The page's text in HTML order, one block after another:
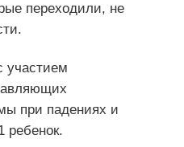
переходили, не
участием
при падениях и
ребенок.